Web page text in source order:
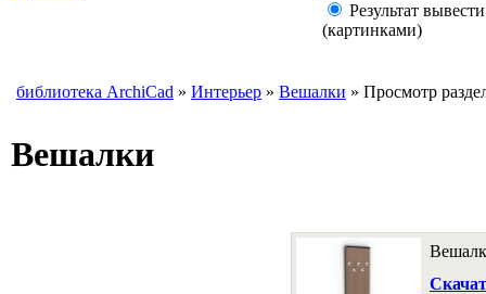
Результат
(картинками)
библиотека ArchiCad » Интерьер » Вешалки » Просмотр
Вешалки